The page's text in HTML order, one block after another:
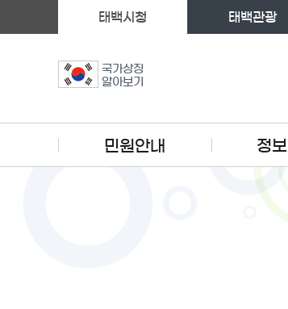
국가상징
알아보기
태백시청 태백관광
민원안내 정